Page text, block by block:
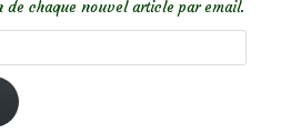
chaque nouvel article par email.